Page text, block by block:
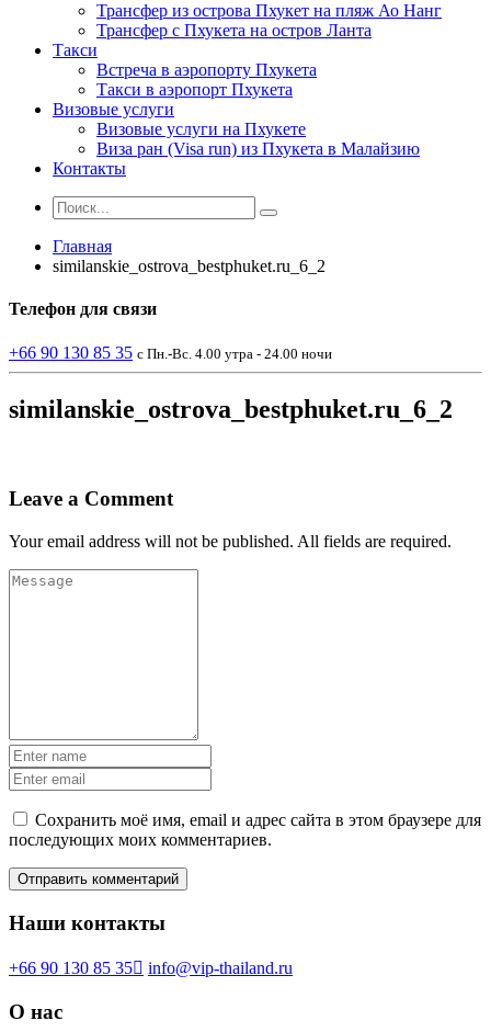
Трансфер из острова Пхукет на пляж Ао Нанг
Трансфер с Пхукета на остров Ланта
Такси
Встреча в аэропорту Пхукета
Такси в аэропорт Пхукета
Визовые услуги
Визовые услуги на Пхукете
Виза ран (Visa run) из Пхукета в Малайзию
Контакты
Главная
similanskie_ostrova_bestphuket.ru_6_2
Телефон для связи
+66 90 130 85 35 с Пн.-Вс. 4.00 утра - 24.00 ночи
similanskie_ostrova_bestphuket.ru_6_2
Leave a Comment
Your email address will not be published. All fields are required.
Сохранить моё имя, email и адрес сайта в этом браузере для
последующих моих комментариев.
Наши контакты
+66 90 130 85 35 info@vip-thailand.ru
О нас